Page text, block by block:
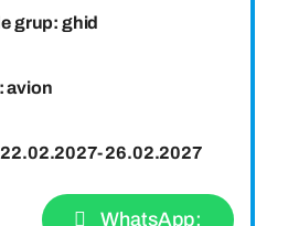
grup: ghid
avion
26.02.2027
WhatsApp: